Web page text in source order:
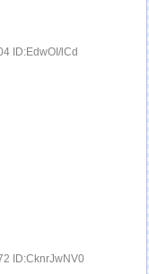
ID:EdwOI/lCd
ID:CknrJwNV0